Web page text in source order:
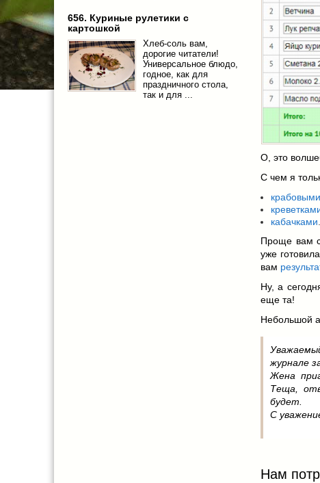
О, это
С чем я
кабачками
Проще вам
уже
вам
Ну, а
еще та!
Небольшой
журнале
Жена
Теща,
будет.
С
Нам
656. Куриные рулетики с
картошкой
Хлеб-соль вам,
дорогие читатели!
Универсальное блюдо,
годное, как для
праздничного стола,
так и для ...